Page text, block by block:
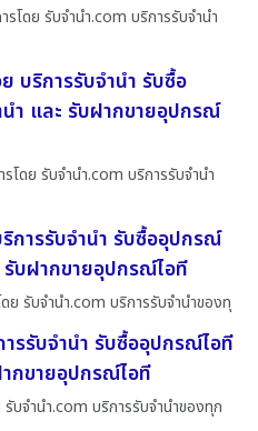
รโดย รับจํานํา.com บริการรับจำนำ
บริการรับจำนำ รับซื้อ
ำ และ รับฝากขายอุปกรณ์
โดย รับจํานํา.com บริการรับจำนำ
การรับจำนำ รับซื้ออุปกรณ์
รับฝากขายอุปกรณ์ไอที
รับจํานํา.com บริการรับจำนำของทุ
รรับจำนำ รับซื้ออุปกรณ์ไอที
กขายอุปกรณ์ไอที
บจํานํา.com บริการรับจำนำของทุก